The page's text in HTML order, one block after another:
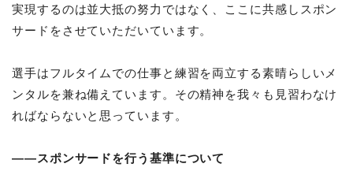
実現するのは並大抵の努力ではなく、ここに共感しスポン
サードをさせていただいています。
選手はフルタイムでの仕事と練習を両立する素晴らしいメ
ンタルを兼ね備えています。その精神を我々も見習わなけ
ればならないと思っています。
――スポンサードを行う基準について